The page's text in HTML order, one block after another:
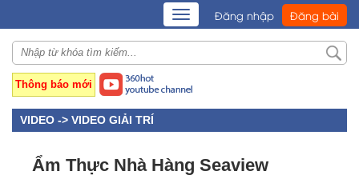
TOGGLE
NAVIGATION
Đăng nhập Đăng bài
Thông báo mới
VIDEO -> VIDEO GIẢI TRÍ
Ẩm Thực Nhà Hàng Seaview